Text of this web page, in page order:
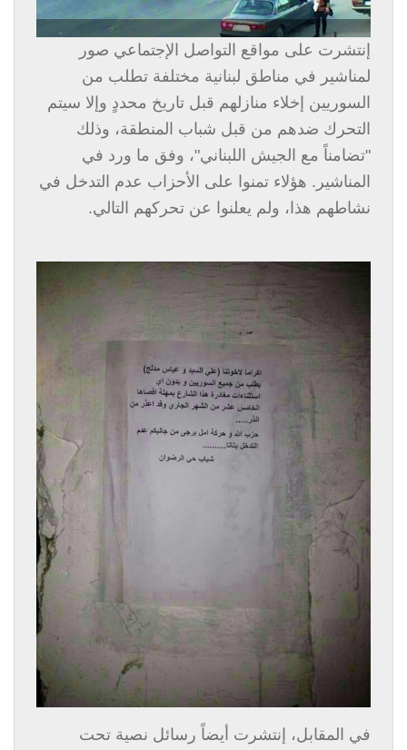
إنتشرت على مواقع التواصل الإجتماعي صور
لمناشير في مناطق لبنانية مختلفة تطلب من
السوريين إخلاء منازلهم قبل تاريخ محددٍ وإلا سيتم
التحرك ضدهم من قبل شباب المنطقة، وذلك
"تضامناً مع الجيش اللبناني"، وفق ما ورد في
المناشير. هؤلاء تمنوا على الأحزاب عدم التدخل في
نشاطهم هذا، ولم يعلنوا عن تحركهم التالي.
في المقابل، إنتشرت أيضاً رسائل نصية تحت